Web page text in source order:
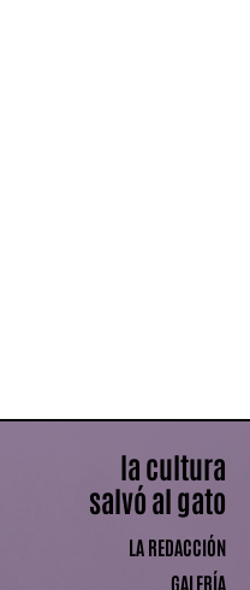
la cultura
salvó al gato
LA REDACCIÓN
GALERÍA